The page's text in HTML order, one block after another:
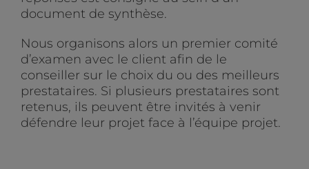
document de synthèse.
Nous organisons alors un premier comité
d’examen avec le client afin de le
conseiller sur le choix du ou des meilleurs
prestataires. Si plusieurs prestataires sont
retenus, ils peuvent être invités à venir
défendre leur projet face à l’équipe projet.